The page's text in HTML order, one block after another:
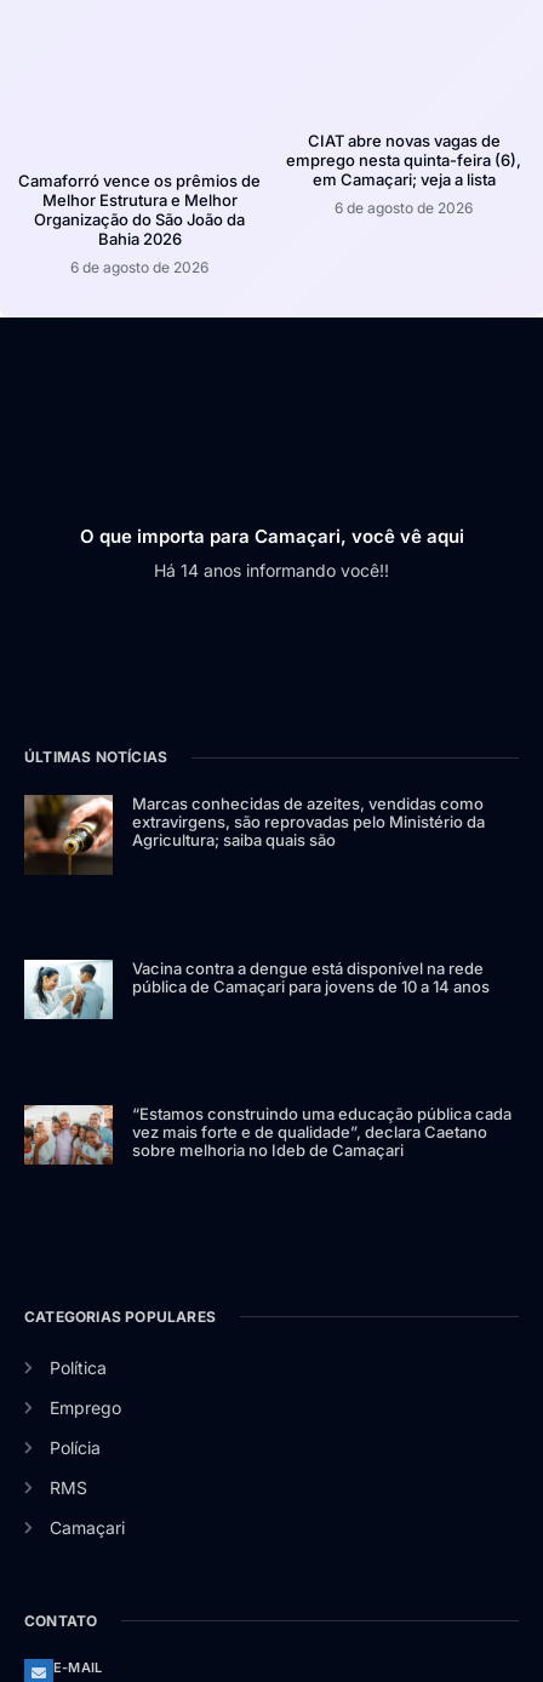
Camaforró vence os prêmios de
Melhor Estrutura e Melhor
Organização do São João da
Bahia 2026
6 de agosto de 2026
CIAT abre novas vagas de
emprego nesta quinta-feira (6),
em Camaçari; veja a lista
6 de agosto de 2026
O que importa para Camaçari, você vê aqui
Há 14 anos informando você!!
ÚLTIMAS NOTÍCIAS
Marcas conhecidas de azeites, vendidas como
extravirgens, são reprovadas pelo Ministério da
Agricultura; saiba quais são
Vacina contra a dengue está disponível na rede
pública de Camaçari para jovens de 10 a 14 anos
“Estamos construindo uma educação pública cada
vez mais forte e de qualidade”, declara Caetano
sobre melhoria no Ideb de Camaçari
CATEGORIAS POPULARES
Política
Emprego
Polícia
RMS
Camaçari
CONTATO
E-MAIL